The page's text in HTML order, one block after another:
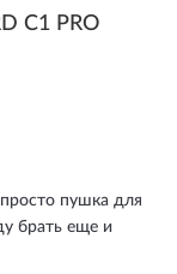
C1 PRO
пушка для
брать еще и